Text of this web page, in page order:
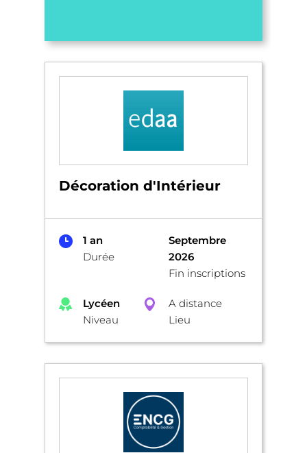
Décoration d'Intérieur
1 an
Durée
Septembre
2026
Fin inscriptions
Lycéen
Niveau
A distance
Lieu